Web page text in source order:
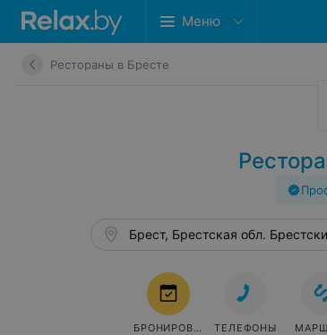
Меню
Рестораны в Бресте
Брест, Брестская обл.
БРОНИРОВАТЬ ТЕЛЕФОНЫ